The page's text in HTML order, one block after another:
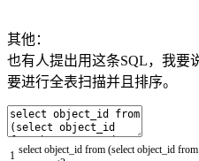
其他：
也有人提出用这条SQL，我要
要进行全表扫描并且排序。
1 select object_id from (select object_id from